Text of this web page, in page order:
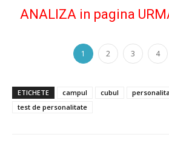
ANALIZA in pagina
1 2 3 4
ETICHETE campul cubul
test de personalitate